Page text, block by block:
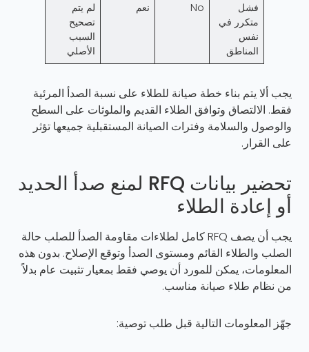
فشل
متكرر في
نفس
المناطق
No نعم
لم يتم
تصحيح
السبب
الأصلي
يجب ألا يتم بناء خطة صيانة للطلاء على نسبة الصدأ المرئية
فقط. الالتصاق وتوافق الطلاء القديم والملوثات على السطح
والوصول والسلامة وفترات الصيانة المستقبلية جميعها تؤثر
على القرار.
تحضير بيانات RFQ لمنع صدأ الحديد
أو إعادة الطلاء
يجب أن يصف RFQ كامل لطلاءات مقاومة الصدأ للصلب حالة
الصلب والطلاء القائم ومستوى الصدأ وتوقع الإصلاح. بدون هذه
المعلومات، يمكن للمورد أن يوصي فقط بمعيار تثبيت عام بدلاً
من نظام طلاء صيانة مناسب.
جهّز المعلومات التالية قبل طلب توصية: